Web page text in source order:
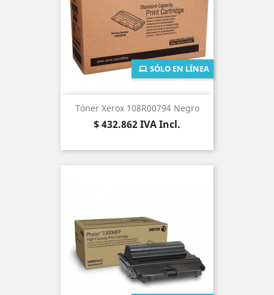
Tóner Xerox 108R00794 Negro
Precio
$ 432.862IVA Incl.
SÓLO EN LÍNEA